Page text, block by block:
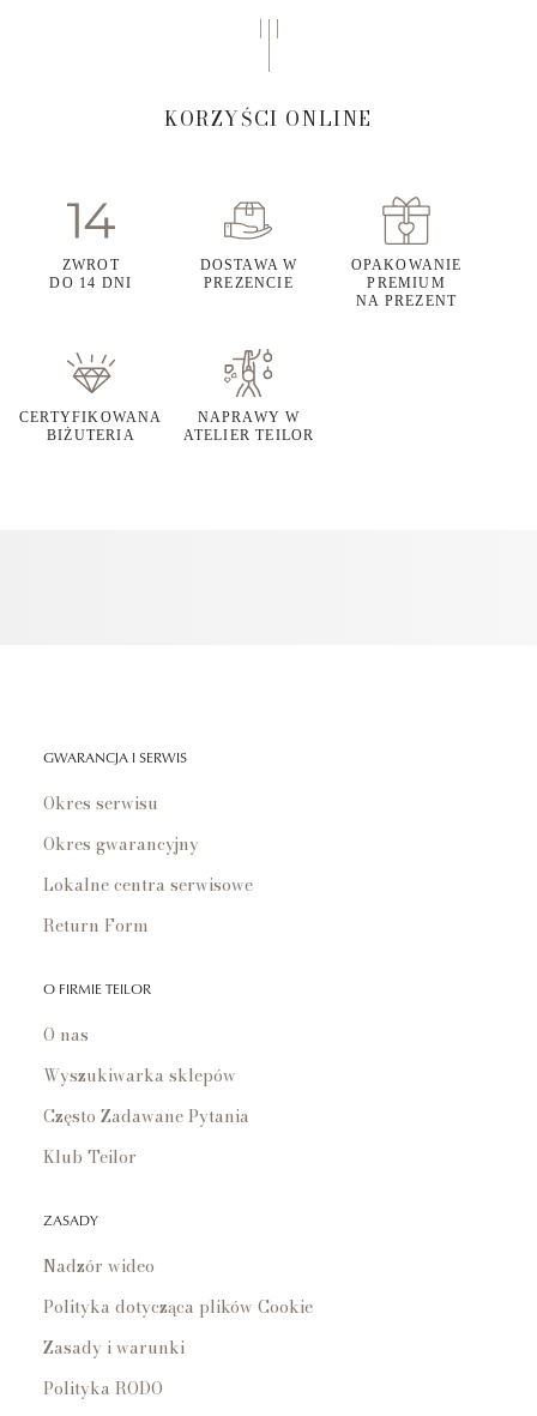
KORZYŚCI ONLINE
ZWROT
DO 14 DNI
DOSTAWA W
PREZENCIE
OPAKOWANIE
PREMIUM
NA PREZENT
CERTYFIKOWANA
BIŻUTERIA
NAPRAWY W
ATELIER TEILOR
GWARANCJA I SERWIS
Okres serwisu
Okres gwarancyjny
Lokalne centra serwisowe
Return Form
O FIRMIE TEILOR
O nas
Wyszukiwarka sklepów
Często Zadawane Pytania
Klub Teilor
ZASADY
Nadzór wideo
Polityka dotycząca plików Cookie
Zasady i warunki
Polityka RODO